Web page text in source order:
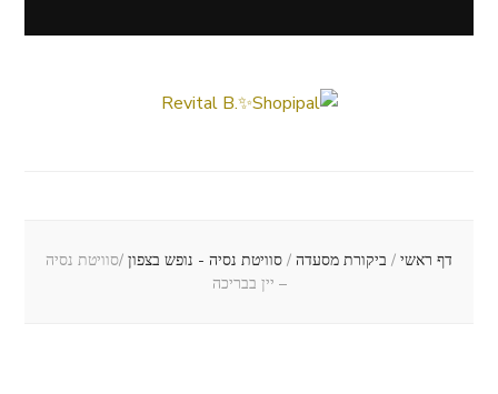
דף ראשי / ביקורת מסעדה / סוויטת נסיה - נופש בצפון /סוויטת נסיה
– יין בבריכה